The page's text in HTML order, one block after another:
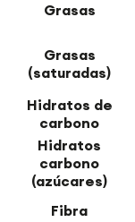
Grasas
Grasas
(saturadas)
Hidratos de
carbono
Hidratos
carbono
(azúcares)
Fibra